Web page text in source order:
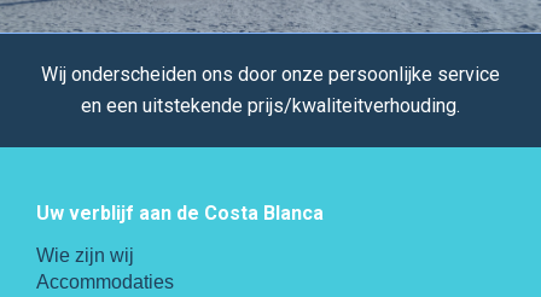
Wij onderscheiden ons door onze persoonlijke service
en een uitstekende prijs/kwaliteitverhouding.
Uw verblijf aan de Costa Blanca
Wie zijn wij
Accommodaties